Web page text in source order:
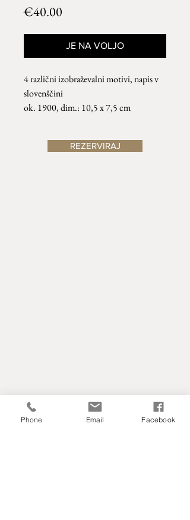
€40.00
JE NA VOLJO
4 različni izobraževalni motivi, napis v
slovenščini
ok. 1900, dim.: 10,5 x 7,5 cm
REZERVIRAJ
Phone Email Facebook